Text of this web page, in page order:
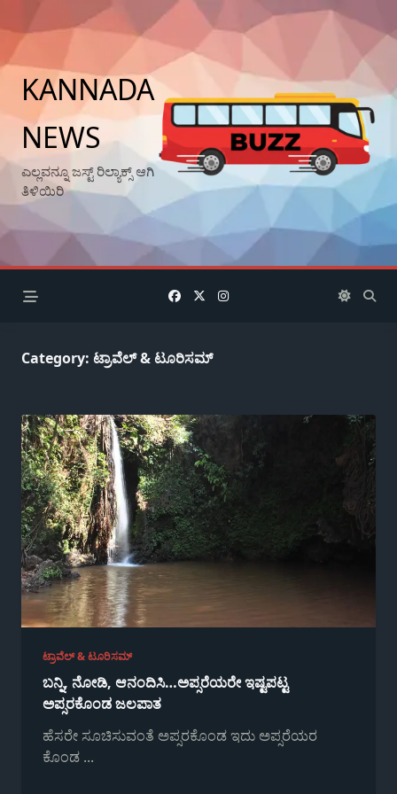
to
content
KANNADA
NEWS
ಎಲ್ಲವನ್ನೂ ಜಸ್ಟ್ ರಿಲ್ಯಾಕ್ಸ್ ಆಗಿ
ತಿಳಿಯಿರಿ
Category: ಟ್ರಾವೆಲ್ & ಟೂರಿಸಮ್
ಟ್ರಾವೆಲ್ & ಟೂರಿಸಮ್
ಬನ್ನಿ, ನೋಡಿ, ಆನಂದಿಸಿ…ಅಪ್ಸರೆಯರೇ ಇಷ್ಟಪಟ್ಟ
ಅಪ್ಸರಕೊಂಡ ಜಲಪಾತ
ಹೆಸರೇ ಸೂಚಿಸುವಂತೆ ಅಪ್ಸರಕೊಂಡ ಇದು ಅಪ್ಸರೆಯರ
ಕೊಂಡ ...